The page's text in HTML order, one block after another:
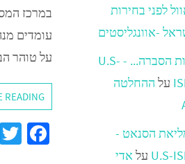
במרכז
עומדים
על טוהר
READING
Fa
לפני בחירות
נשות הדסה עושות הסברה... - U.S-
על ההחלטה
הסנאט -
U.S- על אדי